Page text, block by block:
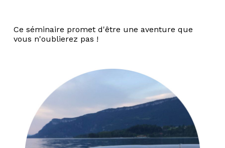
Ce séminaire promet d'être une aventure que
vous n'oublierez pas !